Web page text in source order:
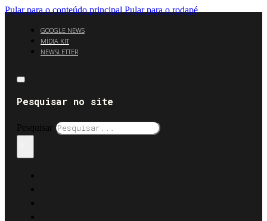
Pular para o conteúdo principal Pular para o rodapé
GOOGLE NEWS
MÍDIA KIT
NEWSLETTER
Pesquisar no site
Pesquisar